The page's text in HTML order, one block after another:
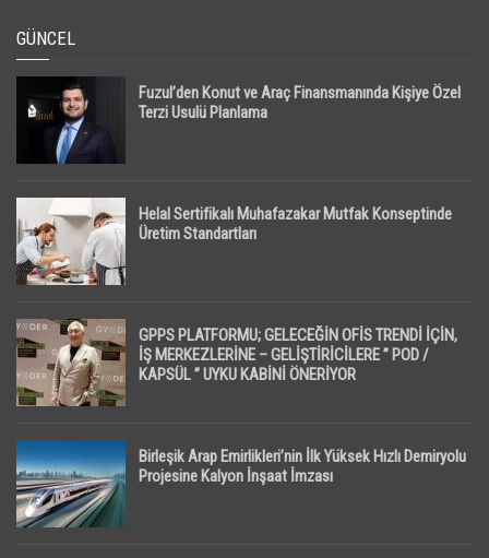
GÜNCEL
Fuzul’den Konut ve Araç Finansmanında Kişiye Özel
Terzi Usulü Planlama
Helal Sertifikalı Muhafazakar Mutfak Konseptinde
Üretim Standartları
GPPS PLATFORMU; GELECEĞİN OFİS TRENDİ İÇİN,
İŞ MERKEZLERİNE – GELİŞTİRİCİLERE ” POD /
KAPSÜL ” UYKU KABİNİ ÖNERİYOR
Birleşik Arap Emirlikleri’nin İlk Yüksek Hızlı Demiryolu
Projesine Kalyon İnşaat İmzası